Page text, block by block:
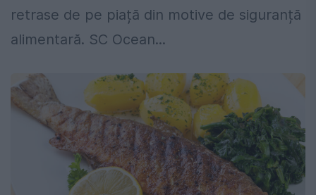
retrase de pe piață din motive de siguranță
alimentară. SC Ocean...